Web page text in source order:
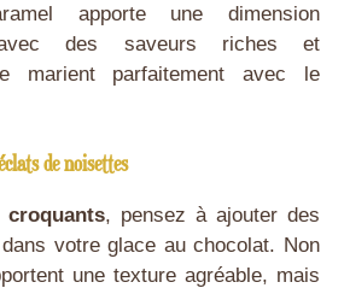
apporte une dimension
avec des saveurs riches et
marient parfaitement avec le
de noisettes
croquants, pensez à ajouter des
votre glace au chocolat. Non
une texture agréable, mais